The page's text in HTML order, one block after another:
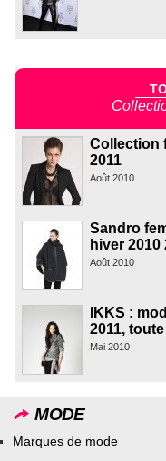
Collection
2011
Août 2010
Sandro
hiver 2010
Août 2010
IKKS :
2011,
Mai 2010
MODE
Marques de mode